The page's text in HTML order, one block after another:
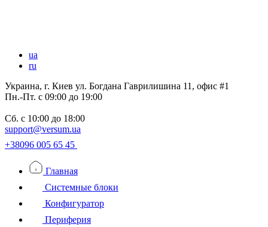
ua
ru
Украина, г. Киев ул. Богдана Гаврилишина 11, офис #1
Пн.-Пт. с 09:00 до 19:00
Сб. с 10:00 до 18:00
support@versum.ua
+38096 005 65 45
Главная
Системные блоки
Конфигуратор
Периферия